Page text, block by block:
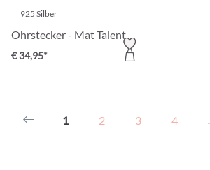
925 Silber
Ohrstecker - Mat Talent
€ 34,95*
1 2 3 4